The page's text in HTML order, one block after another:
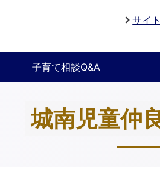
サイ
子育て相談Q&A
城南児童仲